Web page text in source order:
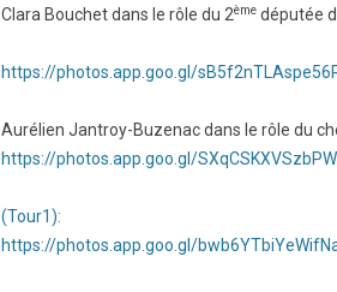
Clara Bouchet dans le rôle du 2ème députée
https://photos.app.goo.gl/
Aurélien Jantroy-Buzenac dans le rôle du
https://photos.app.goo.gl/
(Tour1):
https://photos.app.goo.gl/